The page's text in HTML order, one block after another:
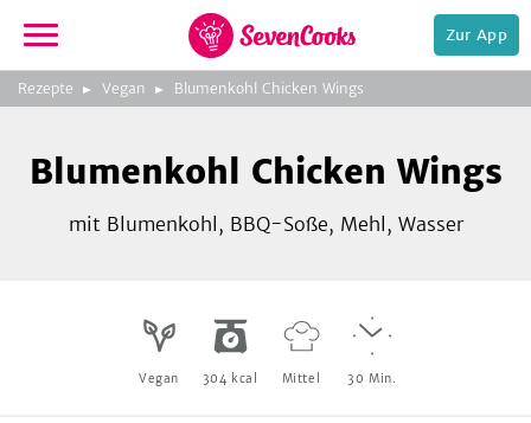
zur
Startseite
Zur App
Rezepte Vegan Blumenkohl Chicken Wings
zeigen
Bild
3
zeigen
Blumenkohl Chicken Wings
mit Blumenkohl, BBQ-Soße, Mehl, Wasser
Vegan 304 kcal Mittel 30 Min.